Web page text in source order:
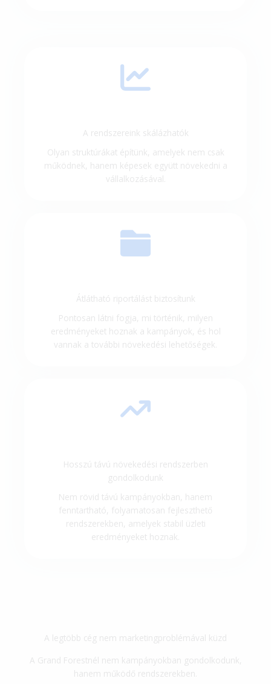
A rendszereink skálázhatók
Olyan struktúrákat építünk, amelyek nem csak
működnek, hanem képesek együtt növekedni a
vállalkozásával.
Átlátható riportálást biztosítunk
Pontosan látni fogja, mi történik, milyen
eredményeket hoznak a kampányok, és hol
vannak a további növekedési lehetőségek.
Hosszú távú növekedési rendszerben
gondolkodunk
Nem rövid távú kampányokban, hanem
fenntartható, folyamatosan fejleszthető
rendszerekben, amelyek stabil üzleti
eredményeket hoznak.
A legtöbb cég nem marketingproblémával küzd
A Grand Forestnél nem kampányokban gondolkodunk,
hanem működő rendszerekben.